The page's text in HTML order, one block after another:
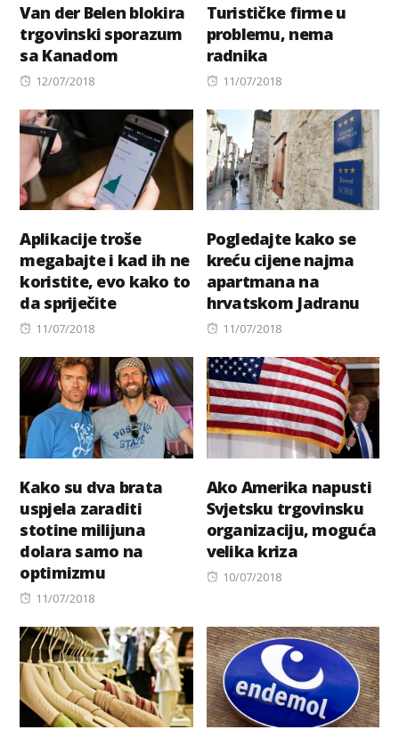
Van der Belen blokira
trgovinski sporazum
sa Kanadom
Posted
12/07/2018
Turističke firme u
problemu, nema
radnika
Posted
11/07/2018
Aplikacije troše
megabajte i kad ih ne
koristite, evo kako to
da spriječite
Posted
11/07/2018
Pogledajte kako se
kreću cijene najma
apartmana na
hrvatskom Jadranu
Posted
11/07/2018
Kako su dva brata
uspjela zaraditi
stotine milijuna
dolara samo na
optimizmu
Posted
11/07/2018
Ako Amerika napusti
Svjetsku trgovinsku
organizaciju, moguća
velika kriza
Posted
10/07/2018